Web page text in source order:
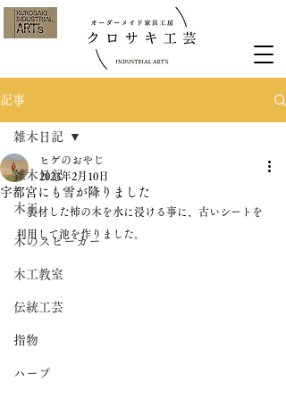
記事
雑木日記
木工
木のスピーカー
木工教室
伝統工芸
指物
ハープ
雑木日記
宇都宮にも雪が降りました
ヒゲのおやじ
2023年2月10日
製材した柿の木を水に浸ける事に、古いシートを
利用して池を作りました。